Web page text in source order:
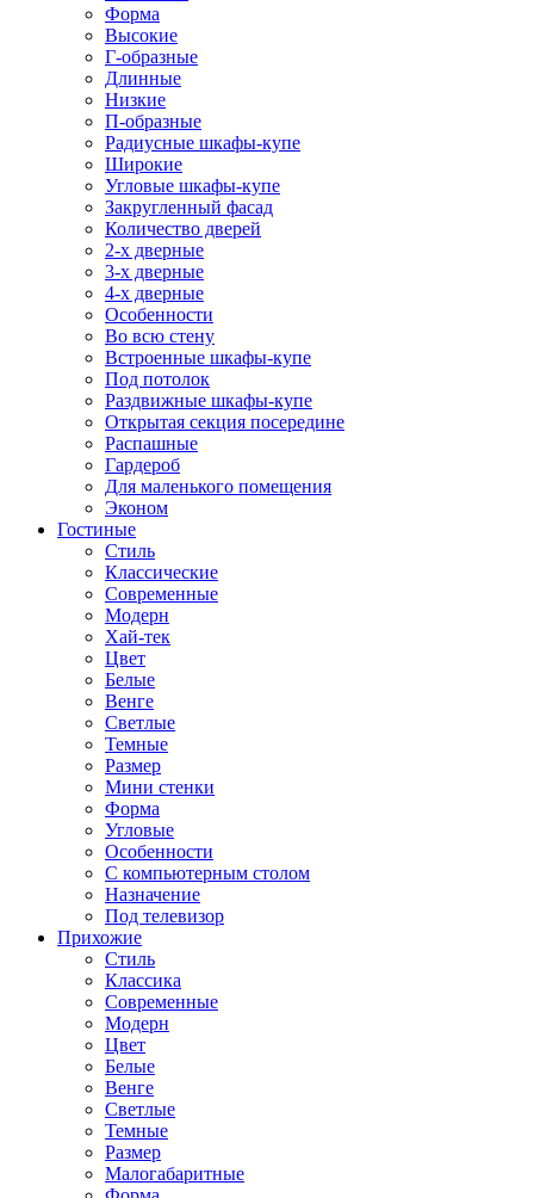
Форма
Высокие
Г-образные
Длинные
Низкие
П-образные
Радиусные шкафы-купе
Широкие
Угловые шкафы-купе
Закругленный фасад
Количество дверей
2-х дверные
3-х дверные
4-х дверные
Особенности
Во всю стену
Встроенные шкафы-купе
Под потолок
Раздвижные шкафы-купе
Открытая секция посередине
Распашные
Гардероб
Для маленького помещения
Эконом
Гостиные
Стиль
Классические
Современные
Модерн
Хай-тек
Цвет
Белые
Венге
Светлые
Темные
Размер
Мини стенки
Форма
Угловые
Особенности
С компьютерным столом
Назначение
Под телевизор
Прихожие
Стиль
Классика
Современные
Модерн
Цвет
Белые
Венге
Светлые
Темные
Размер
Малогабаритные